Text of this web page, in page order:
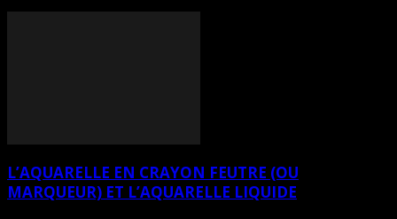
L’AQUARELLE EN CRAYON FEUTRE (OU
MARQUEUR) ET L’AQUARELLE LIQUIDE